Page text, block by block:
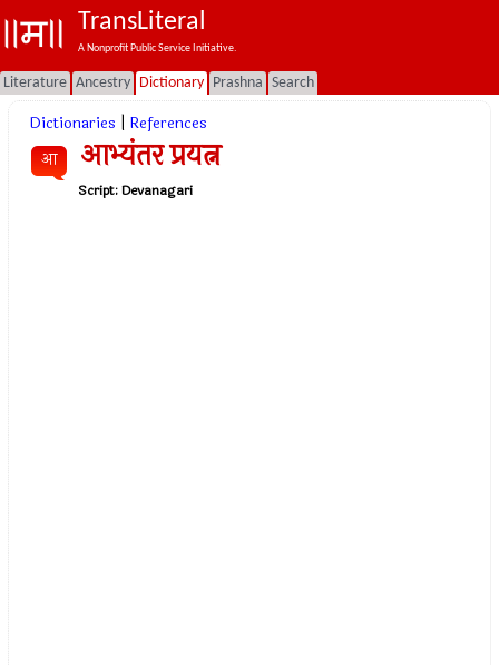
TransLiteral
A Nonprofit Public Service Initiative.
Literature Ancestry Dictionary Prashna Search
Dictionaries References
आ आभ्यंतर प्रयत्न
Script:Devanagari